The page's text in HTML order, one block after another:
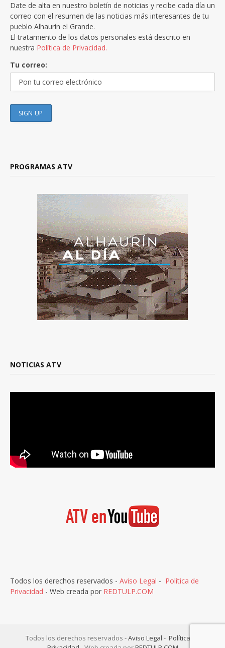
Date de alta en nuestro boletín de noticias y recibe cada día un
correo con el resumen de las noticias más interesantes de tu
pueblo Alhaurín el Grande.
El tratamiento de los datos personales está descrito en
nuestra Política de Privacidad.
Tu correo:
PROGRAMAS ATV
NOTICIAS ATV
Todos los derechos reservados - Aviso Legal - Política de
Privacidad - Web creada por REDTULP.COM
Todos los derechos reservados -Aviso Legal - Política de